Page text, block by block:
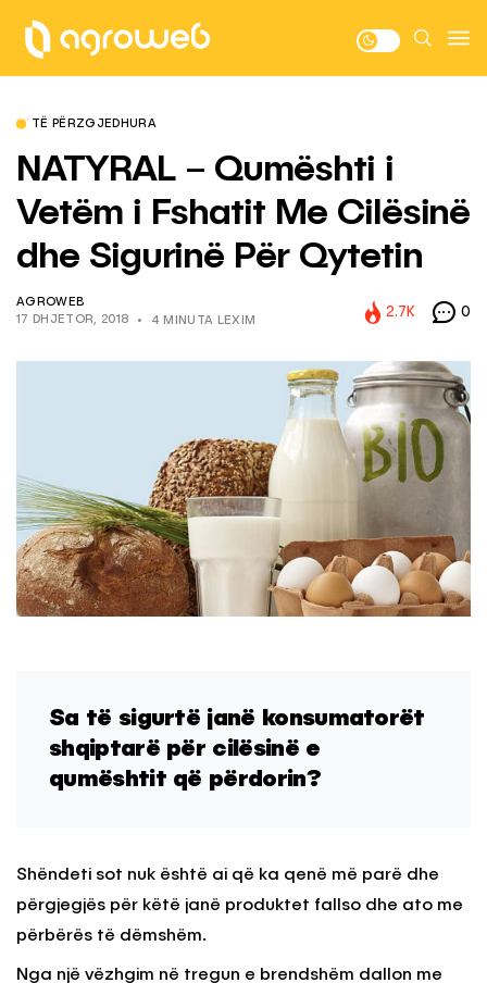
TË PËRZGJEDHURA
NATYRAL – Qumështi i
Vetëm i Fshatit Me Cilësinë
dhe Sigurinë Për Qytetin
AGROWEB
17 DHJETOR, 2018
4 MINUTA LEXIM
2.7K 0
Sa të sigurtë janë konsumatorët
shqiptarë për cilësinë e
qumështit që përdorin?
Shëndeti sot nuk është ai që ka qenë më parë dhe
përgjegjës për këtë janë produktet fallso dhe ato me
përbërës të dëmshëm.
Nga një vëzhgim në tregun e brendshëm dallon me